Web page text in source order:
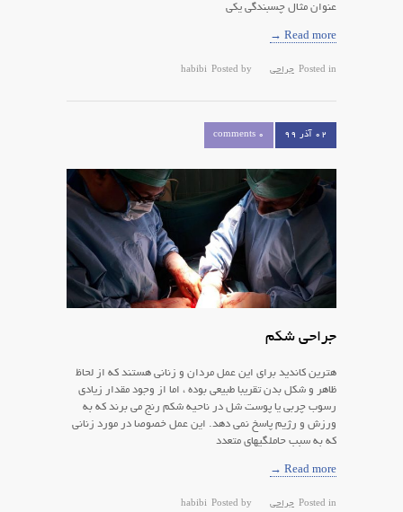
عنوان مثال چسبندگی یکی
Read more →
Posted in جراحی Posted by
habibi
۰۲ آذر ۹۹ 0 comments
جراحی شکم
هترین کاندید برای این عمل مردان و زنانی هستند که از لحاظ
ظاهر و شکل بدن تقریبا طبیعی بوده ، اما از وجود مقدار زیادی
رسوب چربی یا پوست شل در ناحیه شکم رنج می برند که به
ورزش و رژیم پاسخ نمی دهد. این عمل خصوصا در مورد زنانی
که به سبب حاملگیهای متعدد
Read more →
Posted in جراحی Posted by
habibi